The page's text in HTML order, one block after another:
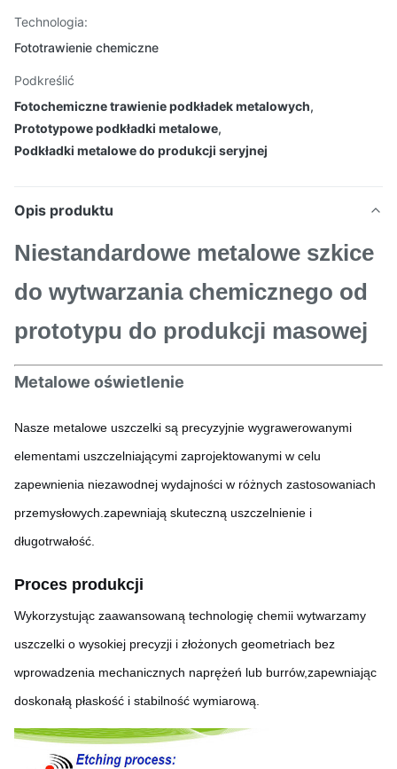
Technologia:
Fototrawienie chemiczne
Podkreślić
Fotochemiczne trawienie podkładek metalowych,
Prototypowe podkładki metalowe,
Podkładki metalowe do produkcji seryjnej
Opis produktu
Niestandardowe metalowe szkice
do wytwarzania chemicznego od
prototypu do produkcji masowej
Metalowe oświetlenie
Nasze metalowe uszczelki są precyzyjnie wygrawerowanymi
elementami uszczelniającymi zaprojektowanymi w celu
zapewnienia niezawodnej wydajności w różnych zastosowaniach
przemysłowych.zapewniają skuteczną uszczelnienie i
długotrwałość.
Proces produkcji
Wykorzystując zaawansowaną technologię chemii wytwarzamy
uszczelki o wysokiej precyzji i złożonych geometriach bez
wprowadzenia mechanicznych naprężeń lub burrów,zapewniając
doskonałą płaskość i stabilność wymiarową.